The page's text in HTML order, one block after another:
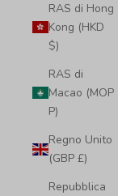
RAS di Hong
Kong (HKD
$)
RAS di
Macao (MOP
P)
Regno Unito
(GBP £)
Repubblica